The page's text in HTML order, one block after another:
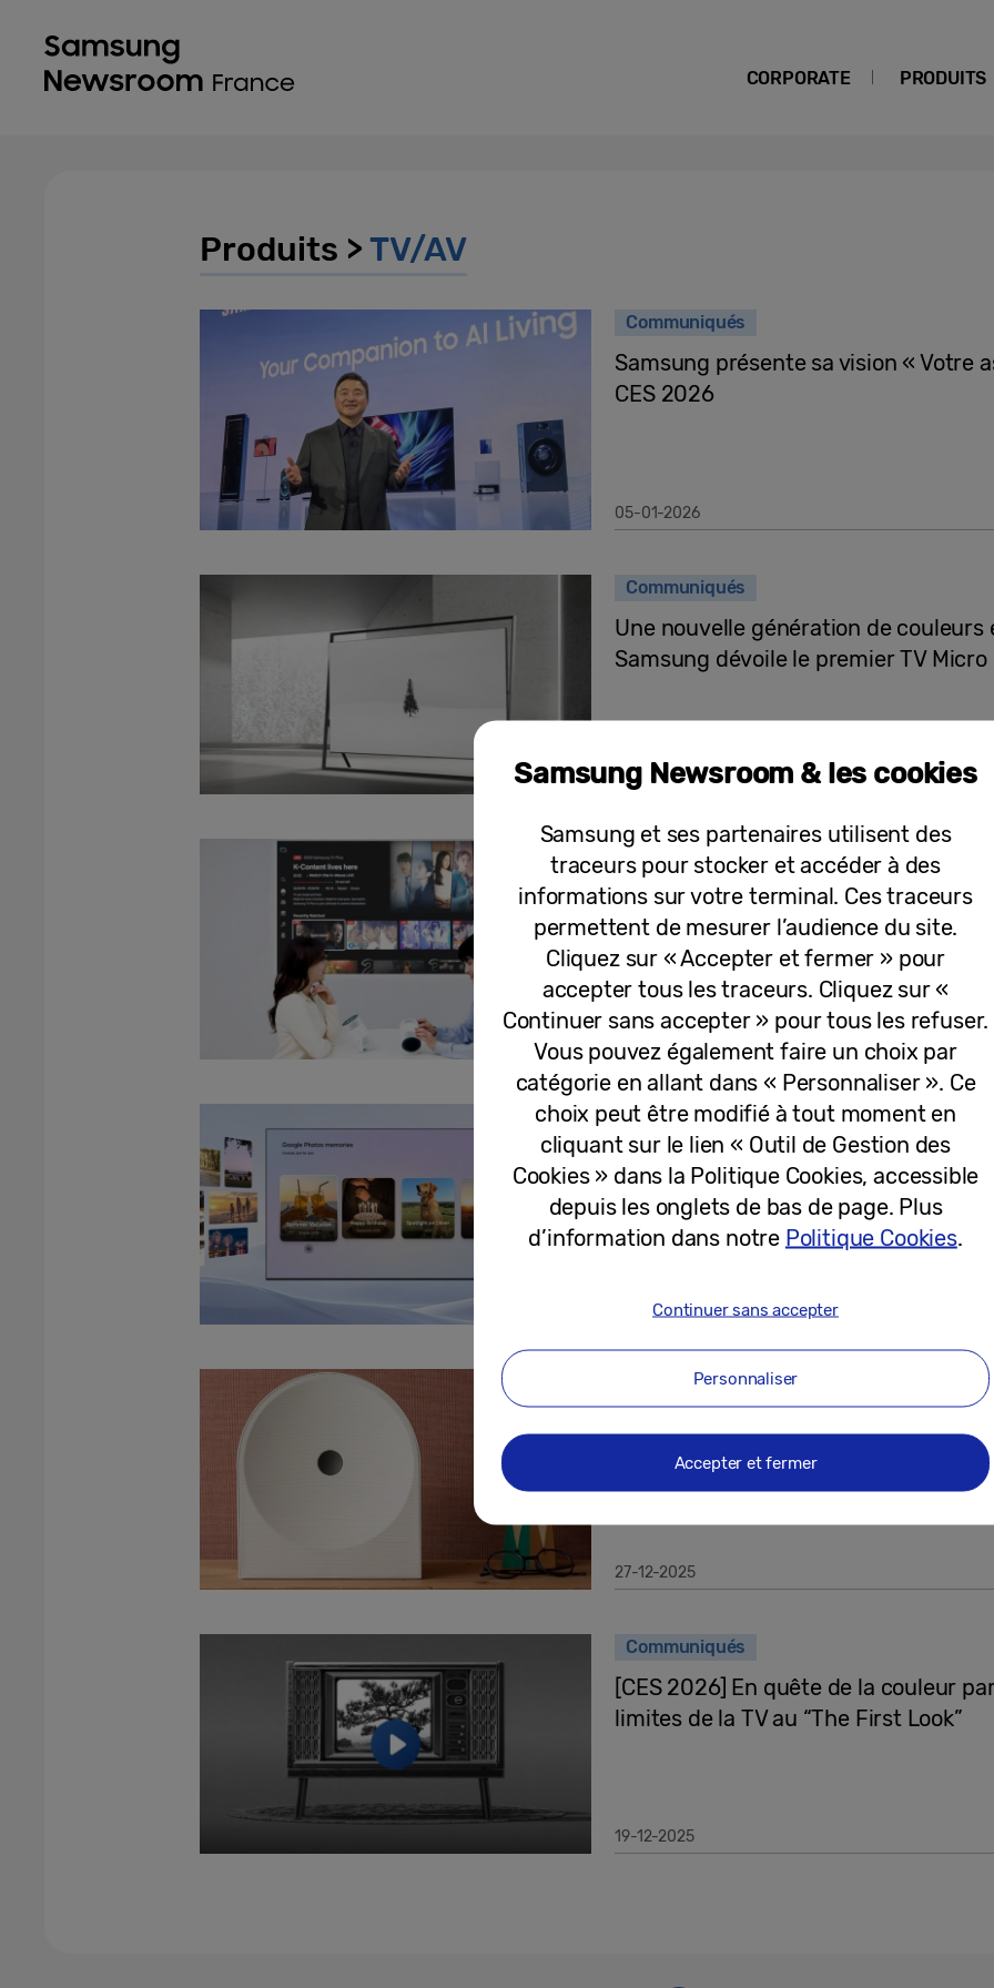
CORPORATE PRODUITS
Produits >TV/AV
Communiqués
Samsung présente sa vision « Votre
CES 2026
05-01-2026
Communiqués
Une nouvelle génération de
Samsung dévoile le premier TV Micro
05-01-2026
Communiqués
Samsung dévoile The Freestyle+ au
intelligent, optimisé par l’IA
05-01-2026
Communiqués
Samsung prévoit d’intégrer Google
IA, permettant aux utilisateurs de
sur grand écran
29-12-2025
Communiqués
Samsung étend son écosystème
appareils plus intelligent et de
27-12-2025
Communiqués
[CES 2026] En quête de la couleur
limites de la TV au “The First Look”
19-12-2025
Samsung Newsroom & les cookies
Samsung et ses partenaires utilisent des
traceurs pour stocker et accéder à des
informations sur votre terminal. Ces traceurs
permettent de mesurer l’audience du site.
Cliquez sur « Accepter et fermer » pour
accepter tous les traceurs. Cliquez sur «
Continuer sans accepter » pour tous les refuser.
Vous pouvez également faire un choix par
catégorie en allant dans « Personnaliser ». Ce
choix peut être modifié à tout moment en
cliquant sur le lien « Outil de Gestion des
Cookies » dans la Politique Cookies, accessible
depuis les onglets de bas de page. Plus
d’information dans notre Politique Cookies.
Continuer sans accepter
Personnaliser
Accepter et fermer